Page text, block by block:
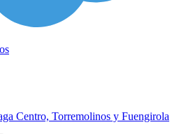
Centro, Torremolinos y Fuengirola